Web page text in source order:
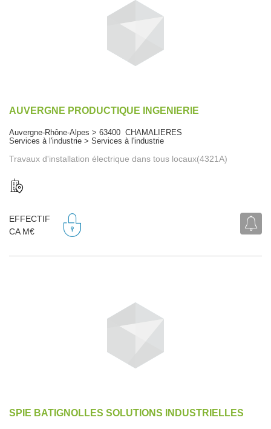
AUVERGNE PRODUCTIQUE INGENIERIE
Auvergne-Rhône-Alpes > 63400 CHAMALIERES
Services à l'industrie > Services à l'industrie
Travaux d'installation électrique dans tous locaux(4321A)
EFFECTIF
CA M€
SPIE BATIGNOLLES SOLUTIONS INDUSTRIELLES